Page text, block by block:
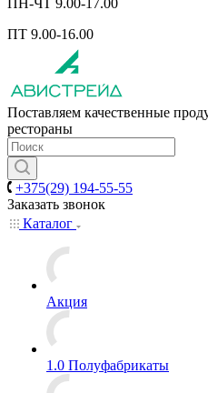
ПН-ЧТ 9.00-17.00
ПТ 9.00-16.00
Поставляем качественные
рестораны
+375(29) 194-55-55
Заказать звонок
Каталог
Акция
1.0 Полуфабрикаты